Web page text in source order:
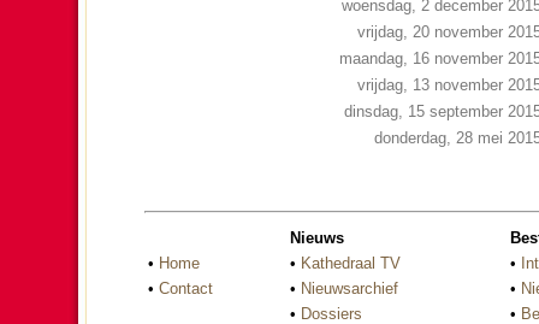
woensdag, 2 december
vrijdag, 20 november
maandag, 16 november
vrijdag, 13 november
dinsdag, 15 september
donderdag, 28 mei
• Home
• Contact
Nieuws
• Kathedraal TV
• Nieuwsarchief
• Dossiers
•
•
•